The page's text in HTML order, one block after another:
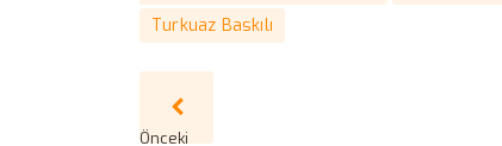
Turkuaz Baskılı
Önceki